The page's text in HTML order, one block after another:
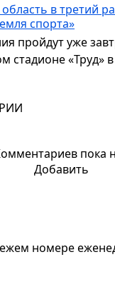
в третий
спорта»
пройдут уже
стадионе «Труд»
пока
Добавить
номере